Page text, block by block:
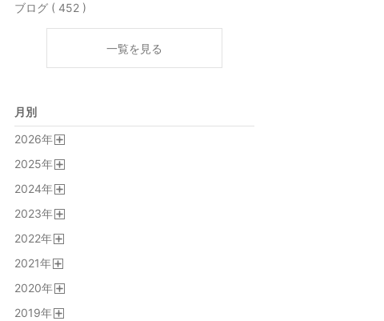
ブログ ( 452 )
一覧を見る
月別
2026年
2025年
2024年
2023年
2022年
2021年
2020年
2019年